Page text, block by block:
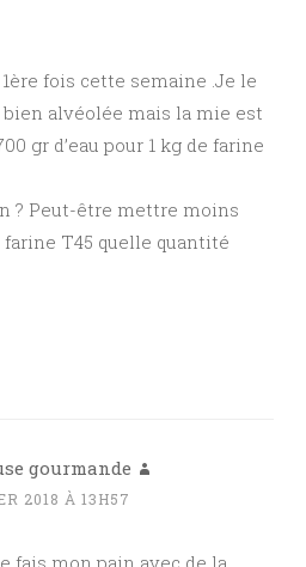
fois cette semaine .Je le
alvéolée mais la mie est
gr d’eau pour 1 kg de farine
? Peut-être mettre moins
farine T45 quelle quantité
gourmande
2018 À 13H57
fais mon pain avec de la